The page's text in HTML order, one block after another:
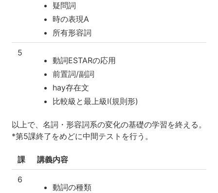
疑問詞
時の表現A
所有形容詞
5
動詞ESTARの応用
前置詞/副詞
hay存在文
比較級と最上級I(規則形)
以上で、名詞・形容詞系の変化の基礎の学習を終える。
*第5課終了をめどに中間テストを行う。
課 講義内容
6
動詞の種類